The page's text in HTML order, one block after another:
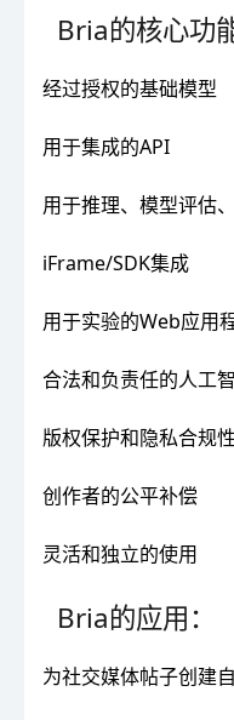
Bria的核心功
经过授权的基础模型
用于集成的API
用于推理、模型评估
iFrame/SDK集成
用于实验的Web应用
合法和负责任的人工
版权保护和隐私合规性
创作者的公平补偿
灵活和独立的使用
Bria的应用：
为社交媒体帖子创建